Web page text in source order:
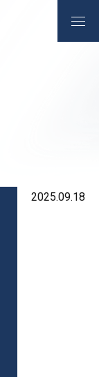
2025.09.18